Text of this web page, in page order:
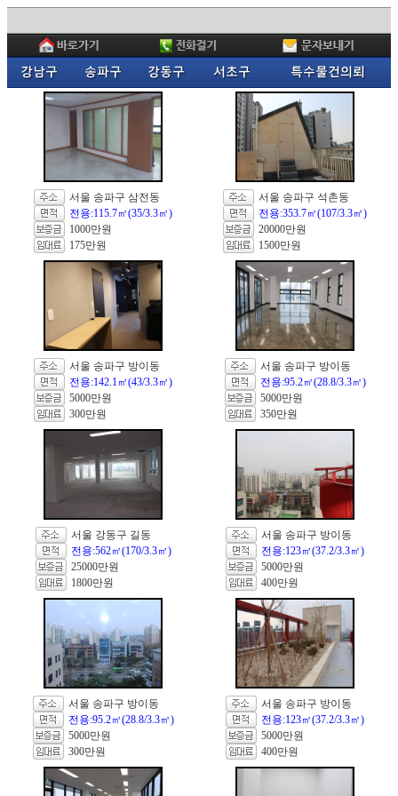
서울 송파구 삼전동
전용:115.7㎡(35/3.3㎡)
1000만원
175만원
서울 송파구 석촌동
전용:353.7㎡(107/3.3㎡)
20000만원
1500만원
서울 송파구 방이동
전용:142.1㎡(43/3.3㎡)
5000만원
300만원
서울 송파구 방이동
전용:95.2㎡(28.8/3.3㎡)
5000만원
350만원
서울 강동구 길동
전용:562㎡(170/3.3㎡)
25000만원
1800만원
서울 송파구 방이동
전용:123㎡(37.2/3.3㎡)
5000만원
400만원
서울 송파구 방이동
전용:95.2㎡(28.8/3.3㎡)
5000만원
300만원
서울 송파구 방이동
전용:123㎡(37.2/3.3㎡)
5000만원
400만원